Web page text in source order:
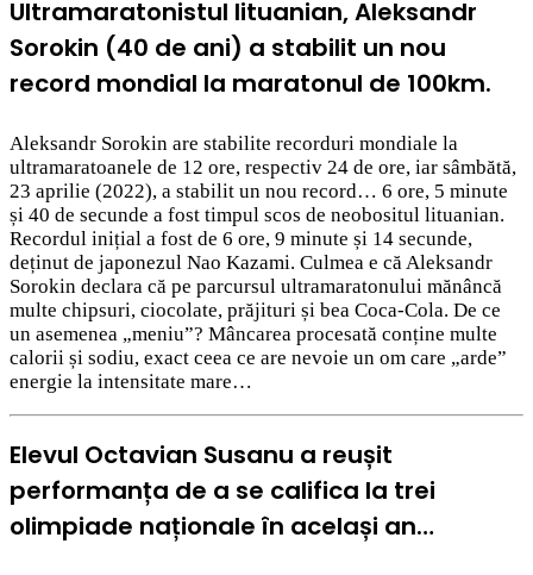
Ultramaratonistul lituanian, Aleksandr
Sorokin (40 de ani) a stabilit un nou
record mondial la maratonul de 100km.
Aleksandr Sorokin are stabilite recorduri mondiale la
ultramaratoanele de 12 ore, respectiv 24 de ore, iar sâmbătă,
23 aprilie (2022), a stabilit un nou record… 6 ore, 5 minute
și 40 de secunde a fost timpul scos de neobositul lituanian.
Recordul inițial a fost de 6 ore, 9 minute și 14 secunde,
deținut de japonezul Nao Kazami. Culmea e că Aleksandr
Sorokin declara că pe parcursul ultramaratonului mănâncă
multe chipsuri, ciocolate, prăjituri și bea Coca-Cola. De ce
un asemenea „meniu”? Mâncarea procesată conține multe
calorii și sodiu, exact ceea ce are nevoie un om care „arde”
energie la intensitate mare…
Elevul Octavian Susanu a reușit
performanța de a se califica la trei
olimpiade naționale în același an…